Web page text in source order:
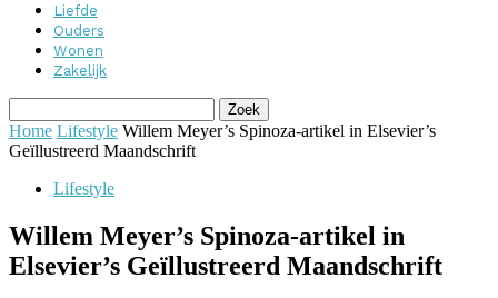
Liefde
Ouders
Wonen
Zakelijk
Home Lifestyle Willem Meyer’s Spinoza-artikel in Elsevier’s
Geïllustreerd Maandschrift
Lifestyle
Willem Meyer’s Spinoza-artikel in
Elsevier’s Geïllustreerd Maandschrift